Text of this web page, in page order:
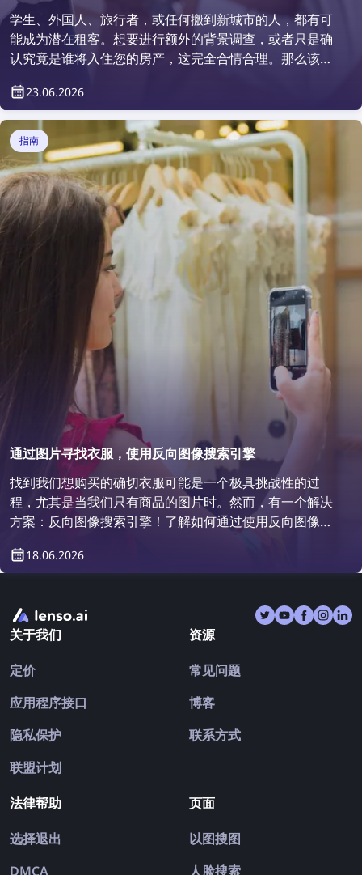
学生、外国人、旅行者，或任何搬到新城市的人，都有可
能成为潜在租客。想要进行额外的背景调查，或者只是确
认究竟是谁将入住您的房产，这完全合情合理。那么该如
23.06.2026
指南
通过图片寻找衣服，使用反向图像搜索引擎
找到我们想购买的确切衣服可能是一个极具挑战性的过
程，尤其是当我们只有商品的图片时。然而，有一个解决
方案：反向图像搜索引擎！了解如何通过使用反向图像搜
18.06.2026
关于我们
定价
应用程序接口
隐私保护
联盟计划
资源
常见问题
博客
联系方式
法律帮助
选择退出
DMCA
页面
以图搜图
人脸搜索